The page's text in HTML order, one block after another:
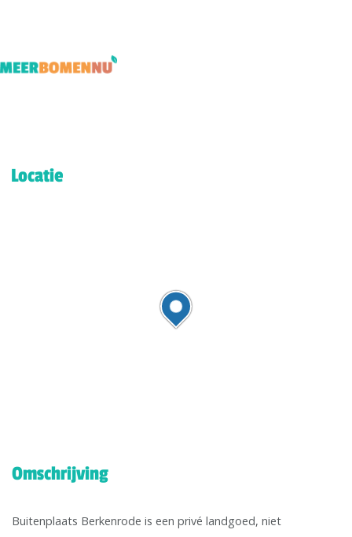
Locatie
Omschrijving
Buitenplaats Berkenrode is een privé landgoed, niet